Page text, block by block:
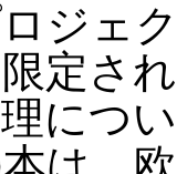
ジェ
定さ
につ